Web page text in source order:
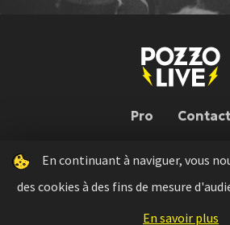
Pro Contact
Pozzo Live © 2026 | Conception : Pozzo
Press kit Règlement concours
En continuant à naviguer, vous
des cookies à des fins de mesure
En savoir plus